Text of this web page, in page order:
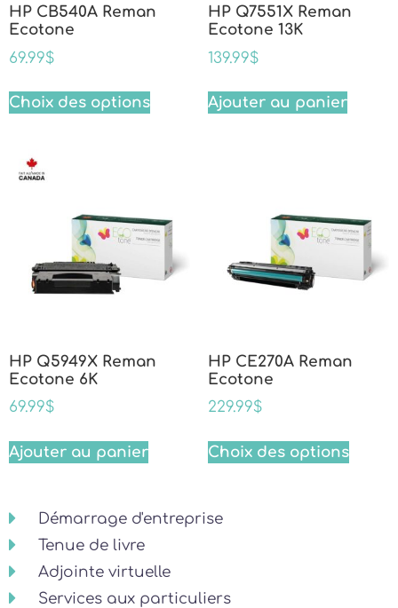
HP CB540A Reman
Ecotone
69.99$
Choix des options
HP Q7551X Reman
Ecotone 13K
139.99$
Ajouter au panier
HP Q5949X Reman
Ecotone 6K
69.99$
Ajouter au panier
HP CE270A Reman
Ecotone
229.99$
Choix des options
Démarrage d'entreprise
Tenue de livre
Adjointe virtuelle
Services aux particuliers